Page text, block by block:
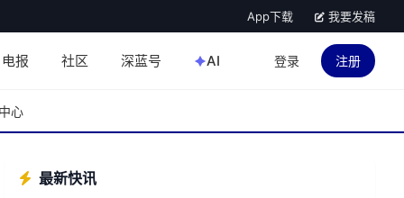
App下载 我要发稿
电报 社区 深蓝号 AI 登录 注册
心
最新快讯